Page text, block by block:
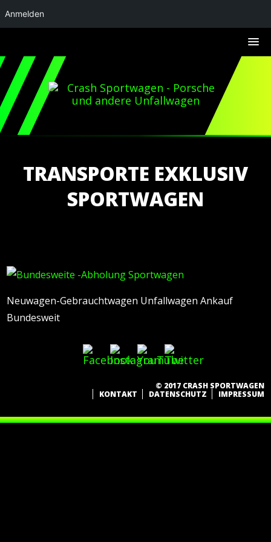
TRANSPORTE EXKLUSIV
SPORTWAGEN
Neuwagen-Gebrauchtwagen Unfallwagen Ankauf
Bundesweit
© 2017 CRASH SPORTWAGEN
KONTAKT
DATENSCHUTZ IMPRESSUM
Anmelden